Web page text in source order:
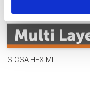
S-CSA HEX ML